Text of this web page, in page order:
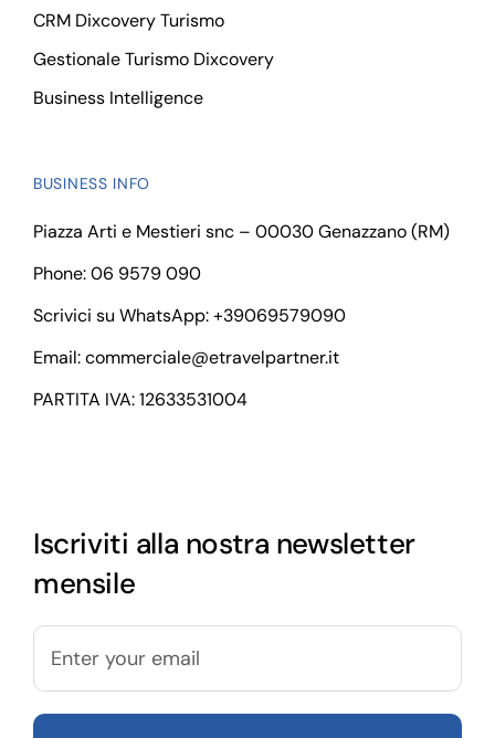
CRM Dixcovery Turismo
Gestionale Turismo Dixcovery
Business Intelligence
BUSINESS INFO
Piazza Arti e Mestieri snc – 00030 Genazzano (RM)
Phone: 06 9579 090
Scrivici su WhatsApp:+39069579090
Email:commerciale@etravelpartner.it
PARTITA IVA: 12633531004
Iscriviti alla nostra newsletter
mensile